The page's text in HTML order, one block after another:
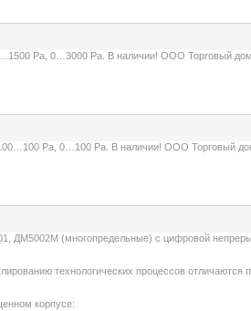
Pa, 0…3000 Pa. В наличии! ООО Торговый дом
Pa, 0…100 Pa. В наличии! ООО Торговый
(многопредельные) c цифровой
технологических процессов отличаются
корпусе: